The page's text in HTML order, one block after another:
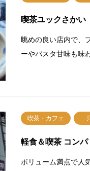
喫茶ユックさかい
眺めの良い店内で、
ーやパスタ甘味も味
喫茶・カフェ
軽食＆喫茶 コンパ
ボリューム満点で人